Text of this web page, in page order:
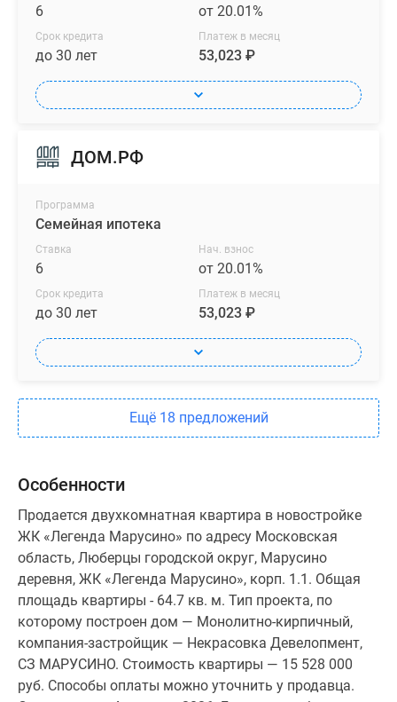
6 от 20.01%
Срок кредита
до 30 лет
Платеж в месяц
53,023 ₽
ДОМ.РФ
Программа
Семейная ипотека
Ставка
6
Нач. взнос
от 20.01%
Срок кредита
до 30 лет
Платеж в месяц
53,023 ₽
Ещё 18 предложений
Особенности
Продается двухкомнатная квартира в новостройке
ЖК «Легенда Марусино» по адресу Московская
область, Люберцы городской округ, Марусино
деревня, ЖК «Легенда Марусино», корп. 1.1. Общая
площадь квартиры - 64.7 кв. м. Тип проекта, по
которому построен дом — Монолитно-кирпичный,
компания-застройщик — Некрасовка Девелопмент,
СЗ МАРУСИНО. Стоимость квартиры — 15 528 000
руб. Способы оплаты можно уточнить у продавца.